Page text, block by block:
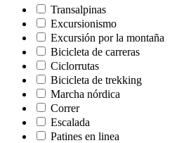
Transalpinas
Excursionismo
Excursión por la montaña
Bicicleta de carreras
Ciclorrutas
Bicicleta de trekking
Marcha nórdica
Correr
Escalada
Patines en linea